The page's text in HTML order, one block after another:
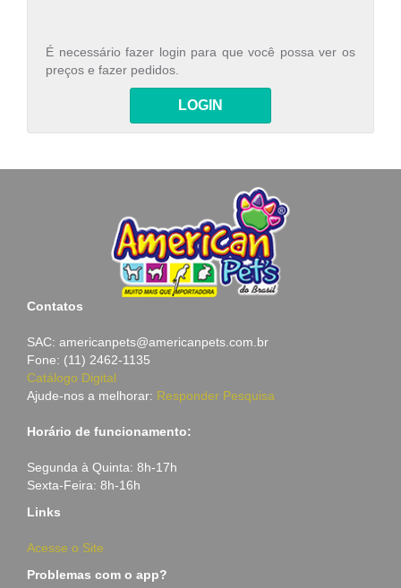
É necessário fazer login para que você possa ver os
preços e fazer pedidos.
LOGIN
Contatos
SAC: americanpets@americanpets.com.br
Fone: (11) 2462-1135
Catálogo Digital
Ajude-nos a melhorar: Responder Pesquisa
Horário de funcionamento:
Segunda à Quinta: 8h-17h
Sexta-Feira: 8h-16h
Links
Acesse o Site
Problemas com o app?